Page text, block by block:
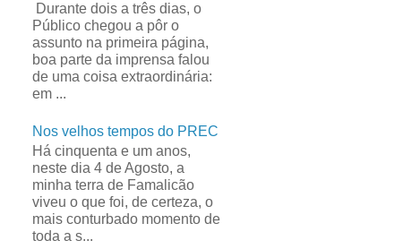
Durante dois a três dias, o
Público chegou a pôr o
assunto na primeira página,
boa parte da imprensa falou
de uma coisa extraordinária:
em ...
Nos velhos tempos do PREC
Há cinquenta e um anos,
neste dia 4 de Agosto, a
minha terra de Famalicão
viveu o que foi, de certeza, o
mais conturbado momento de
toda a s...